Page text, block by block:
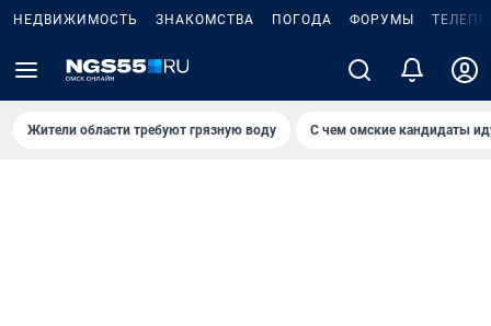
НЕДВИЖИМОСТЬ ЗНАКОМСТВА ПОГОДА ФОРУМЫ
Жители области требуют грязную воду С чем омские кандидаты